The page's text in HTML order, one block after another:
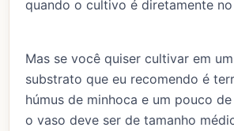
quando o cultivo é diretamente
Mas se você quiser cultivar em
substrato que eu recomendo é
húmus de minhoca e um pouco
o vaso deve ser de tamanho